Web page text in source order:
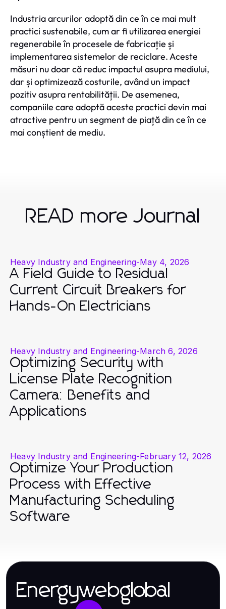
Industria arcurilor adoptă din ce în ce mai mult
practici sustenabile, cum ar fi utilizarea energiei
regenerabile în procesele de fabricație și
implementarea sistemelor de reciclare. Aceste
măsuri nu doar că reduc impactul asupra mediului,
dar și optimizează costurile, având un impact
pozitiv asupra rentabilității. De asemenea,
companiile care adoptă aceste practici devin mai
atractive pentru un segment de piață din ce în ce
mai conștient de mediu.
READ more Journal
Heavy Industry and Engineering-May 4, 2026
A Field Guide to Residual
Current Circuit Breakers for
Hands-On Electricians
Heavy Industry and Engineering-March 6, 2026
Optimizing Security with
License Plate Recognition
Camera: Benefits and
Applications
Heavy Industry and Engineering-February 12, 2026
Optimize Your Production
Process with Effective
Manufacturing Scheduling
Software
Energywebglobal